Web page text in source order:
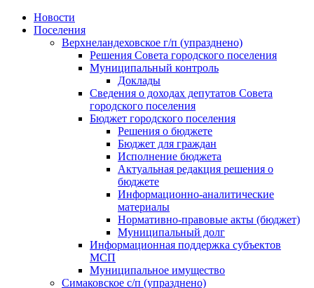
Skip
Новости
Поселения
Верхнеландеховское г/п (упразднено)
Решения Совета городского поселения
Муниципальный контроль
Доклады
Сведения о доходах депутатов Совета
городского поселения
Бюджет городского поселения
Решения о бюджете
Бюджет для граждан
Исполнение бюджета
Актуальная редакция решения о
бюджете
Информационно-аналитические
материалы
Нормативно-правовые акты (бюджет)
Муниципальный долг
Информационная поддержка субъектов
МСП
Муниципальное имущество
Симаковское с/п (упразднено)